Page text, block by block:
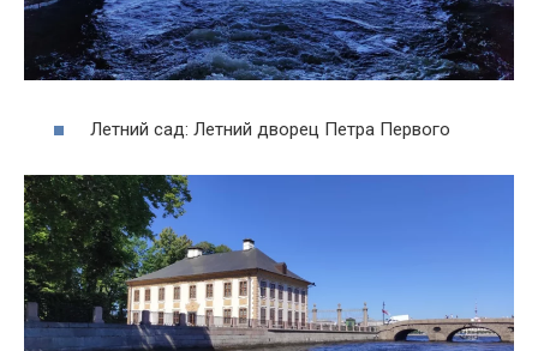
Летний сад: Летний дворец Петра Первого